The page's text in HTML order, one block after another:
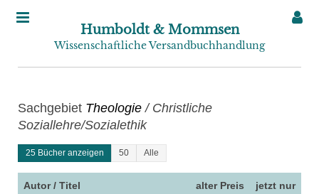
Humboldt & Mommsen
Wissenschaftliche Versandbuchhandlung
Sachgebiet Theologie / Christliche
Soziallehre/Sozialethik
25 Bücher anzeigen 50 Alle
Autor / Titel alter Preis jetzt nur